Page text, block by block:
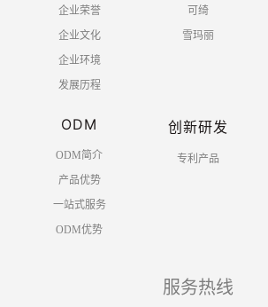
企业荣誉
企业文化
企业环境
发展历程
可绮
雪玛丽
ODM
ODM简介
产品优势
一站式服务
ODM优势
创新研发
专利产品
服务热线